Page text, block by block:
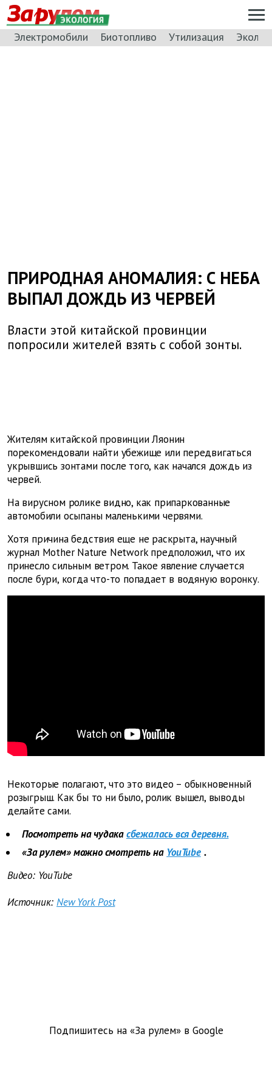
ЭКОЛОГИЯ
Электромобили Биотопливо Утилизация
ПРИРОДНАЯ АНОМАЛИЯ: С НЕБА
ВЫПАЛ ДОЖДЬ ИЗ ЧЕРВЕЙ
Власти этой китайской провинции
попросили жителей взять с собой зонты.
Жителям китайской провинции Ляонин
порекомендовали найти убежище или передвигаться
укрывшись зонтами после того, как начался дождь из
червей.
На вирусном ролике видно, как припаркованные
автомобили осыпаны маленькими червями.
Хотя причина бедствия еще не раскрыта, научный
журнал Mother Nature Network предположил, что их
принесло сильным ветром. Такое явление случается
после бури, когда что-то попадает в водяную воронку.
Некоторые полагают, что это видео – обыкновенный
розыгрыш. Как бы то ни было, ролик вышел, выводы
делайте сами.
Посмотреть на чудакасбежалась вся деревня.
«За рулем» можно смотреть на YouTube .
Видео: YouTube
Источник: New York Post
Подпишитесь на «За рулем» в Google